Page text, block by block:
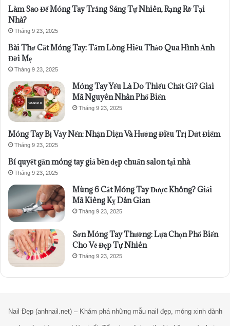
Làm Sao Để Móng Tay Trắng Sáng Tự Nhiên, Rạng Rỡ Tại
Nhà?
Tháng 9 23, 2025
Bài Thơ Cắt Móng Tay: Tấm Lòng Hiếu Thảo Qua Hình Ảnh
Đời Mẹ
Tháng 9 23, 2025
Móng Tay Yếu Là Do Thiếu Chất Gì? Giải
Mã Nguyên Nhân Phổ Biến
Tháng 9 23, 2025
Móng Tay Bị Vảy Nến: Nhận Diện Và Hướng Điều Trị Dứt Điểm
Tháng 9 23, 2025
Bí quyết gắn móng tay giả bền đẹp chuẩn salon tại nhà
Tháng 9 23, 2025
Mùng 6 Cắt Móng Tay Được Không? Giải
Mã Kiêng Kỵ Dân Gian
Tháng 9 23, 2025
Sơn Móng Tay Thường: Lựa Chọn Phổ Biến
Cho Vẻ Đẹp Tự Nhiên
Tháng 9 23, 2025
Nail Đẹp (anhnail.net) – Khám phá những mẫu nail đẹp, móng xinh dành